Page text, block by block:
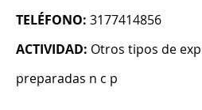
TELÉFONO: 3177414856
ACTIVIDAD: Otros tipos de
preparadas n c p